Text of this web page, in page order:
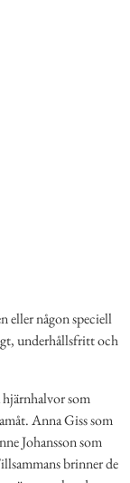
eller någon speciell
underhållsfritt och
som
Anna Giss som
Johansson som
brinner de